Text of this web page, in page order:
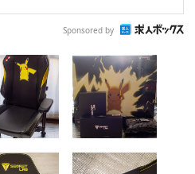
Sponsored by